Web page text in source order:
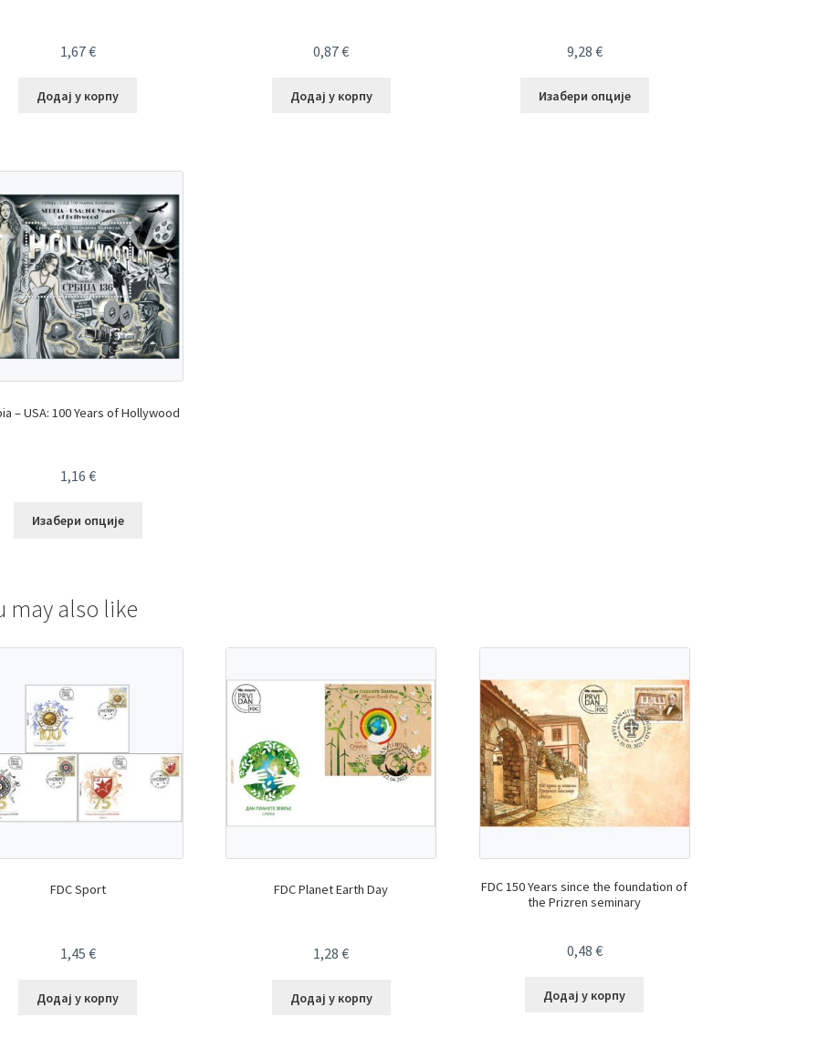
1,67€
Додај у корпу
0,87€
Додај у корпу
9,28 €
Изабери опције
– USA: 100 Years of Hollywood
1,16 €
Изабери опције
may also like
FDC Sport
1,45 €
Додај у корпу
FDC Planet Earth Day
1,28€
Додај у корпу
FDC 150 Years since the foundation of
the Prizren seminary
0,48 €
Додај у корпу